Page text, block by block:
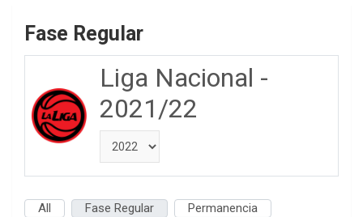
Fase Regular
Liga Nacional -
2021/22
All Fase Regular
Permanencia